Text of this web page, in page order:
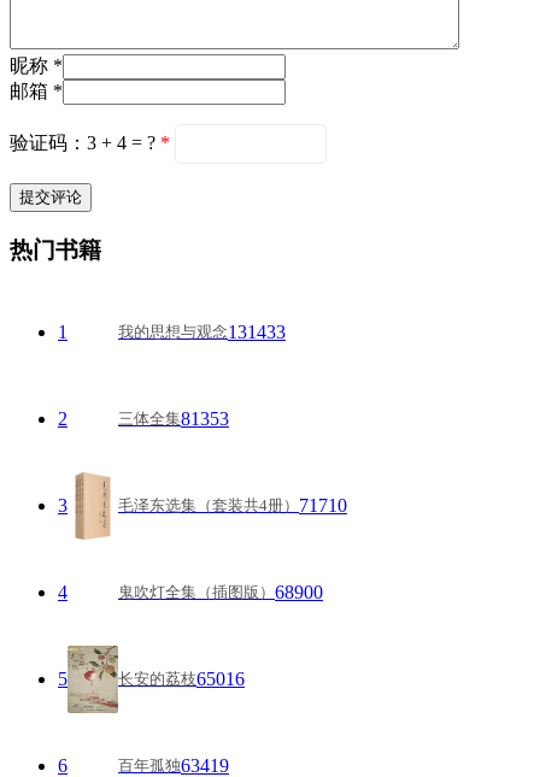
昵称 *
邮箱 *
验证码：3 + 4 = ? *
热门书籍
1 我的思想与观念131433
2 三体全集81353
3 毛泽东选集（套装共4册） 71710
4 鬼吹灯全集（插图版） 68900
5 长安的荔枝65016
6 百年孤独63419